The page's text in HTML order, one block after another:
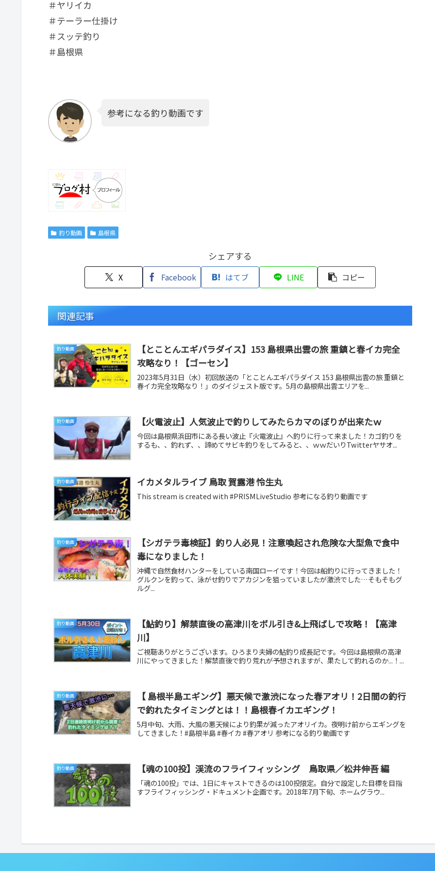
＃ヤリイカ
＃テーラー仕掛け
＃スッテ釣り
＃島根県
参考になる釣り動画です
釣り動画 島根県
シェアする
X Facebook はてブ LINE コピー
関連記事
釣り動画
【とことんエギパラダイス】153 島根県出雲の旅 重鎮と春イカ完全
攻略なり！【ゴーセン】
2023年5月31日（水）初回放送の「とことんエギパラダイス 153 島根県出雲の旅 重鎮と
春イカ完全攻略なり！」のダイジェスト版です。5月の島根県出雲エリアを...
釣り動画 【火電波止】人気波止で釣りしてみたらカマのぼりが出来たｗ
今回は島根県浜田市にある長い波止『火電波止』へ釣りに行って来ました！カゴ釣りを
するも、、釣れず、、諦めてサビキ釣りをしてみると、、ｗｗだいりTwitterヤサオ...
釣り動画 イカメタルライブ 鳥取 賀露港 怜生丸
This stream is created with #PRISMLiveStudio 参考になる釣り動画です
釣り動画
【シガテラ毒検証】釣り人必見！注意喚起され危険な大型魚で食中
毒になりました！
沖縄で自然食材ハンターをしている南国ローイです！今回は船釣りに行ってきました！
グルクンを釣って、泳がせ釣りでアカジンを狙っていましたが激渋でした…そもそもグ
ルグ...
釣り動画
【鮎釣り】解禁直後の高津川をボル引き&上飛ばしで攻略！【高津
川】
ご視聴ありがとうございます。ひろまり夫婦の鮎釣り成長記です。今回は島根県の高津
川にやってきました！解禁直後で釣り荒れが予想されますが、果たして釣れるのか...！...
釣り動画
【 島根半島エギング】悪天候で激渋になった春アオリ！2日間の釣行
で釣れたタイミングとは！！島根春イカエギング！
5月中旬、大雨、大風の悪天候により釣果が減ったアオリイカ。夜明け前からエギングを
してきました！#島根半島 #春イカ #春アオリ 参考になる釣り動画です
釣り動画 【魂の100投】渓流のフライフィッシング 鳥取県／松井伸吾 編
「魂の100投」では、1日にキャストできるのは100投限定。自分で設定した目標を目指
すフライフィッシング・ドキュメント企画です。2018年7月下旬、ホームグラウ...